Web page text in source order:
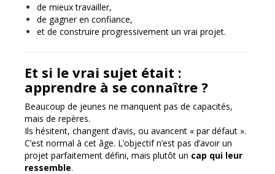
de mieux travailler,
de gagner en confiance,
et de construire progressivement un vrai projet.
Et si le vrai sujet était :
apprendre à se connaître ?
Beaucoup de jeunes ne manquent pas de capacités,
mais de repères.
Ils hésitent, changent d’avis, ou avancent « par défaut ».
C’est normal à cet âge. L’objectif n’est pas d’avoir un
projet parfaitement défini, mais plutôt un cap qui leur
ressemble.